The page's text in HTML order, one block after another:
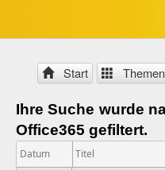
Start
Ihre Suche wurde
Office365 gefiltert.
Datum Titel